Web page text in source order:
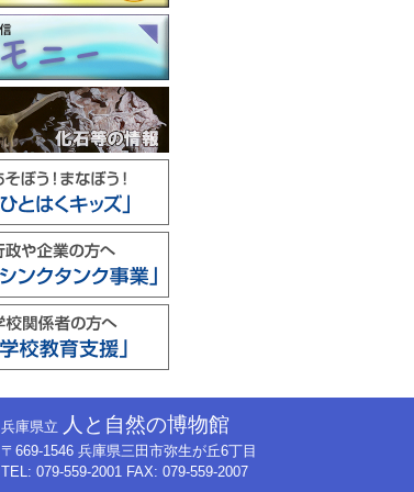
兵庫県立 人と自然の博物館
〒669-1546 兵庫県三田市弥生が丘6丁目
TEL: 079-559-2001 FAX: 079-559-2007